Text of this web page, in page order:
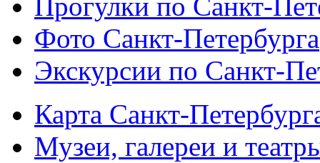
Фото Санкт-Петербурга
Экскурсии по Санкт-
Карта Санкт-
Музеи, галереи и